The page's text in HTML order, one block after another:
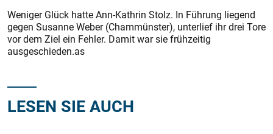
Weniger Glück hatte Ann-Kathrin Stolz. In Führung liegend
gegen Susanne Weber (Chammünster), unterlief ihr drei Tore
vor dem Ziel ein Fehler. Damit war sie frühzeitig
ausgeschieden.as
LESEN SIE AUCH